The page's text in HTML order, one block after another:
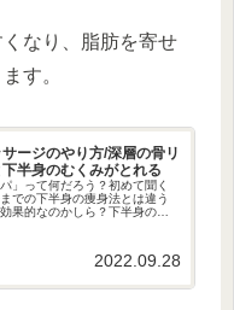
なり、脂肪を寄せ
す。
ージのやり方/深層の骨リ
半身のむくみがとれる
」って何だろう？初めて聞く
での下半身の痩身法とは違う
果的なのかしら？下半身のむ
。やり方を覚えて...2022.09.28